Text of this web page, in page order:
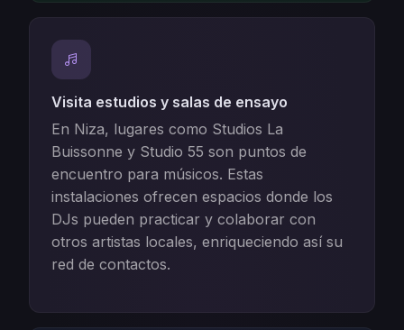
Visita estudios y salas de ensayo
En Niza, lugares como Studios La
Buissonne y Studio 55 son puntos de
encuentro para músicos. Estas
instalaciones ofrecen espacios donde los
DJs pueden practicar y colaborar con
otros artistas locales, enriqueciendo así su
red de contactos.